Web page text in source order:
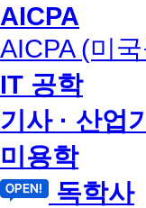
AICPA
AICPA (미
IT 공학
기사 · 산업
미용학
독학사